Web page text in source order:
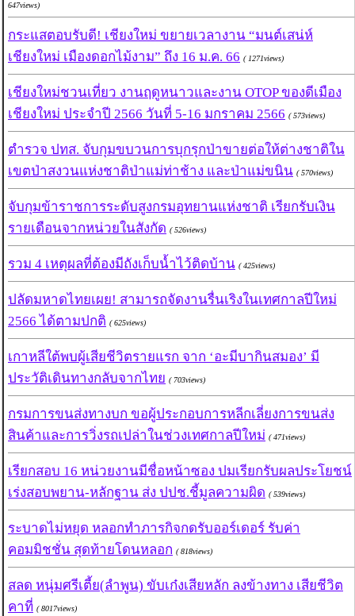
647views)
กระแสตอบรับดี! เชียงใหม่ ขยายเวลางาน “มนต์เสน่ห์
เชียงใหม่ เมืองดอกไม้งาม” ถึง 16 ม.ค. 66 ( 1271views)
เชียงใหม่ชวนเที่ยว งานฤดูหนาวและงาน OTOP ของดีเมือง
เชียงใหม่ ประจำปี 2566 วันที่ 5-16 มกราคม 2566 ( 573views)
ตำรวจ ปทส. จับกุมขบวนการบุกรุกป่าขายต่อให้ต่างชาติใน
เขตป่าสงวนแห่งชาติป่าแม่ท่าช้าง และป่าแม่ขนิน ( 570views)
จับกุมข้าราชการระดับสูงกรมอุทยานแห่งชาติ เรียกรับเงิน
รายเดือนจากหน่วยในสังกัด ( 526views)
รวม 4 เหตุผลที่ต้องมีถังเก็บน้ำไว้ติดบ้าน ( 425views)
ปลัดมหาดไทยเผย! สามารถจัดงานรื่นเริงในเทศกาลปีใหม่
2566 ได้ตามปกติ ( 625views)
เกาหลีใต้พบผู้เสียชีวิตรายแรก จาก ‘อะมีบากินสมอง’ มี
ประวัติเดินทางกลับจากไทย ( 703views)
กรมการขนส่งทางบก ขอผู้ประกอบการหลีกเลี่ยงการขนส่ง
สินค้าและการวิ่งรถเปล่าในช่วงเทศกาลปีใหม่ ( 471views)
เรียกสอบ 16 หน่วยงานมีชื่อหน้าซอง ปมเรียกรับผลประโยชน์
เร่งสอบพยาน-หลักฐาน ส่ง ปปช.ชี้มูลความผิด ( 539views)
ระบาดไม่หยุด หลอกทำภารกิจกดรับออร์เดอร์ รับค่า
คอมมิชชั่น สุดท้ายโดนหลอก ( 818views)
สลด หนุ่มศรีเตี้ย(ลำพูน) ขับเก๋งเสียหลัก ลงข้างทาง เสียชีวิต
คาที่ ( 8017views)